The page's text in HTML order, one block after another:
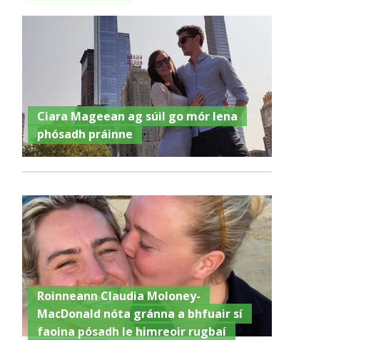
Ciara Mageean ag súil go mór lena
phósadh práinne
Roinneann Claudia Moloney-
MacDonald nóta gránna a bhfuair sí
faoina pósadh le himreoir rugbaí